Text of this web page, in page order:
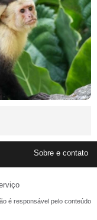
Sobre e contato
é responsável pelo conteúdo